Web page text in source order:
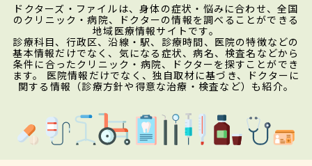
ドクターズ・ファイルは、身体の症状・悩みに合わせ、全国
のクリニック・病院、ドクターの情報を調べることができる
地域医療情報サイトです。
診療科目、行政区、沿線・駅、診療時間、医院の特徴などの
基本情報だけでなく、気になる症状、病名、検査名などから
条件に合ったクリニック・病院、ドクターを探すことができ
ます。 医院情報だけでなく、独自取材に基づき、ドクターに
関する情報（診療方針や得意な治療・検査など）も紹介。